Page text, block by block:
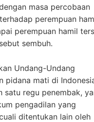
masa percobaan
perempuan
perempuan hamil
sembuh.
Undang-Undang
pidana mati di
regu penembak,
pengadilan yang
ditentukan lain oleh